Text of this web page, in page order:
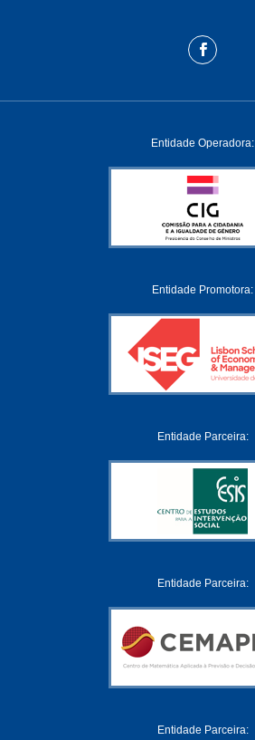
Entidade Operadora:
Entidade Promotora:
Entidade Parceira:
Entidade Parceira:
Entidade Parceira: